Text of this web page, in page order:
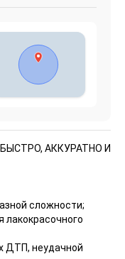
АККУРАТНО И
сложности;
лакокрасочного
ДТП, неудачной